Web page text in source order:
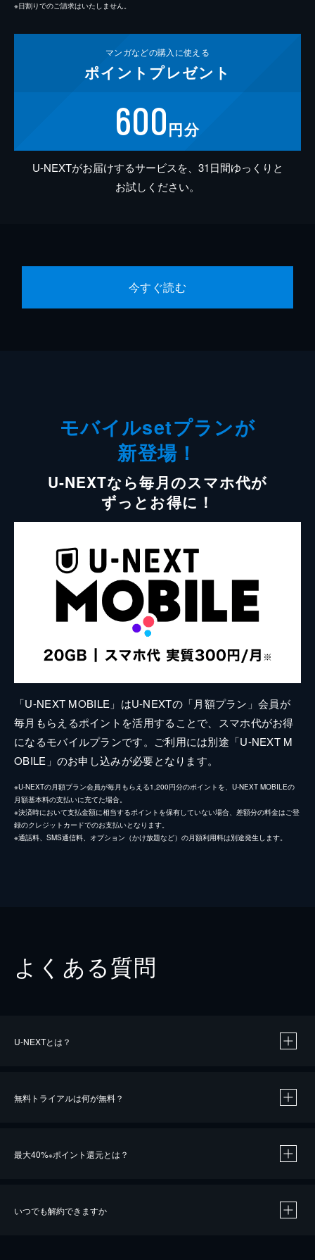
※日割りでのご請求はいたしません。
マンガなどの購入に使える
ポイント プレゼント
600円分
U-NEXTがお届けするサービスを、31日間ゆっくりと
お試しください。
今すぐ読む
モバイルsetプランが
新登場！
U-NEXTなら毎月のスマホ代が
ずっとお得に！
「U-NEXT MOBILE」はU-NEXTの「月額プラン」会員が
毎月もらえるポイントを活用することで、スマホ代がお得
になるモバイルプランです。ご利用には別途「U-NEXT M
OBILE」のお申し込みが必要となります。
※U-NEXTの月額プラン会員が毎月もらえる1,200円分のポイントを、U-NEXT MOBILEの
月額基本料の支払いに充てた場合。
※決済時において支払金額に相当するポイントを保有していない場合、差額分の料金はご登
録のクレジットカードでのお支払いとなります。
※通話料、SMS通信料、オプション（かけ放題など）の月額利用料は別途発生します。
よくある質問
U-NEXTとは？
無料トライアルは何が無料？
最大40%※ポイント還元とは？
いつでも解約できますか